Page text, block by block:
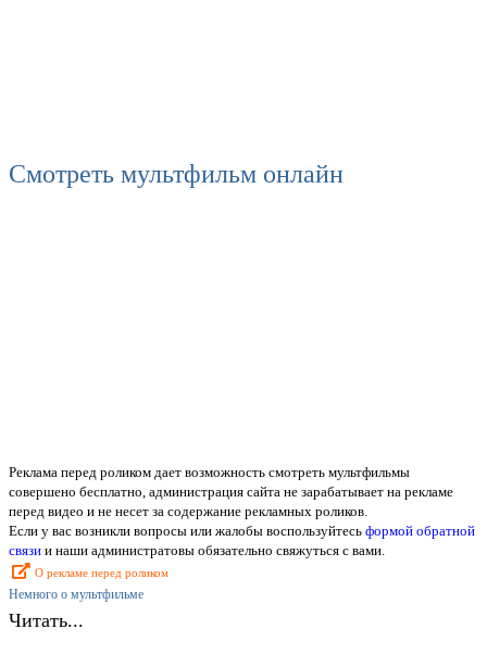
Смотреть мультфильм онлайн
Реклама перед роликом дает возможность смотреть мультфильмы
совершено бесплатно, администрация сайта не зарабатывает на рекламе
перед видео и не несет за содержание рекламных роликов.
Если у вас возникли вопросы или жалобы воспользуйтесь формой обратной
связи и наши администратовы обязательно свяжуться с вами.
О рекламе перед роликом
Немного о мультфильме
Читать...